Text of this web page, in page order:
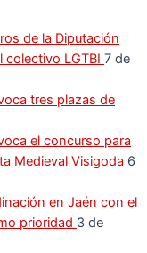
de la Diputación
LGTBI 7 de
tres plazas de
el concurso para
Medieval Visigoda 6
en Jaén con el
prioridad 3 de